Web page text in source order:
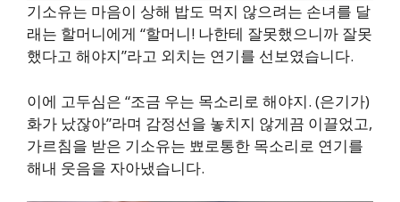
기소유는 마음이 상해 밥도 먹지 않으려는 손녀를 달
래는 할머니에게 “할머니! 나한테 잘못했으니까 잘못
했다고 해야지”라고 외치는 연기를 선보였습니다.
이에 고두심은 “조금 우는 목소리로 해야지. (은기가)
화가 났잖아”라며 감정선을 놓치지 않게끔 이끌었고,
가르침을 받은 기소유는 뾰로통한 목소리로 연기를
해내 웃음을 자아냈습니다.